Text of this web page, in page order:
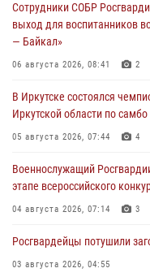
Сотрудники СОБР
выход для воспитанников
— Байкал»
06 августа 2026, 08:41 2
В Иркутске состоялся
Иркутской области по самбо
05 августа 2026, 07:44 4
Военнослужащий
этапе всероссийского
04 августа 2026, 07:14 3
Росгвардейцы потушили
03 августа 2026, 04:55